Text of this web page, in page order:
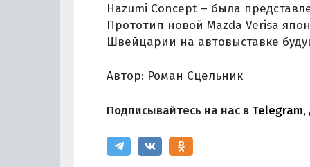
Hazumi Concept – была
Прототип новой Mazda Verisa
Швейцарии на автовыставке
Автор: Роман Сцельник
Подписывайтесь на нас в Telegram,